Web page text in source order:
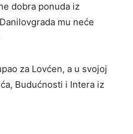
dobra ponuda iz
mu neće
za Lovćen, a u svojoj
Budućnosti i Intera iz